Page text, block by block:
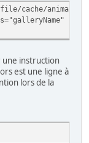
cache/animaux/
une instruction
est une ligne à
lors de la